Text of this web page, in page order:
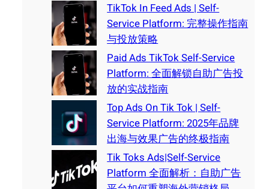
TikTok In Feed Ads | Self-
Service Platform: 完整操作指南
与投放策略
Paid Ads TikTok Self-Service
Platform: 全面解锁自助广告投
放的实战指南
Top Ads On Tik Tok | Self-
Service Platform: 2025年品牌
出海与效果广告的终极指南
Tik Toks Ads|Self-Service
Platform 全面解析：自助广告